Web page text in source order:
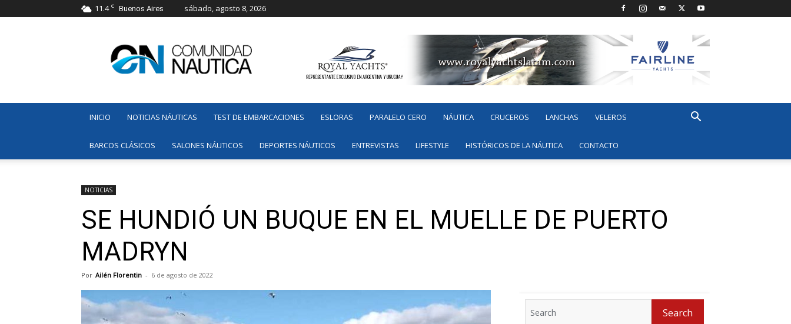
11.4 C Buenos Aires sábado, agosto 8, 2026
Náutica
INICIO NOTICIAS NÁUTICAS TEST DE EMBARCACIONES ESLORAS PARALELO CERO NÁUTICA CRUCEROS LANCHAS VELEROS
BARCOS CLÁSICOS SALONES NÁUTICOS DEPORTES NÁUTICOS ENTREVISTAS LIFESTYLE HISTÓRICOS DE LA NÁUTICA CONTACTO
NOTICIAS
SE HUNDIÓ UN BUQUE EN EL MUELLE DE PUERTO
MADRYN
Por Ailén Florentin - 6 de agosto de 2022
for:
Search